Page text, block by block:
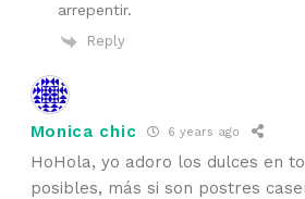
arrepentir.
Reply
Monica chic 6 years ago
HoHola, yo adoro los dulces en
posibles, más si son postres